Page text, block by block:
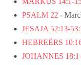
PSALM 22 -
JESAJA 52:13-
HEBREËRS
JOHANNES